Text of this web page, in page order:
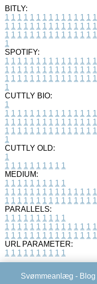
BITLY:
1 1 1 1 1 1 1 1 1 1 1 1 1 1 1
1 1 1 1 1 1 1 1 1 1 1 1 1 1 1
1 1 1 1 1 1 1 1 1 1 1 1 1 1 1
1
SPOTIFY:
1 1 1 1 1 1 1 1 1 1 1 1 1 1 1
1 1 1 1 1 1 1 1 1 1 1 1 1 1 1
1 1 1 1 1 1 1 1 1 1 1 1 1 1 1
1
CUTTLY BIO:
1
1 1 1 1 1 1 1 1 1 1 1 1 1 1 1
1 1 1 1 1 1 1 1 1 1 1 1 1 1 1
1 1 1 1 1 1 1 1 1 1 1 1 1 1 1
1
CUTTLY OLD:
1
1 1 1 1 1 1 1 1 1 1
MEDIUM:
1 1 1 1 1 1 1 1 1 1
1 1 1 1 1 1 1 1 1 1 1 1 1 1 1
1 1 1 1 1 1 1 1 1 1 1 1 1 1 1
PARALLELS:
1 1 1 1 1 1 1 1 1 1
1 1 1 1 1 1 1 1 1 1 1 1 1 1 1
1 1 1 1 1 1 1 1 1 1 1 1 1 1 1
URL PARAMETER:
1 1 1 1 1 1 1 1 1 1
Svømmeanlæg - Blog